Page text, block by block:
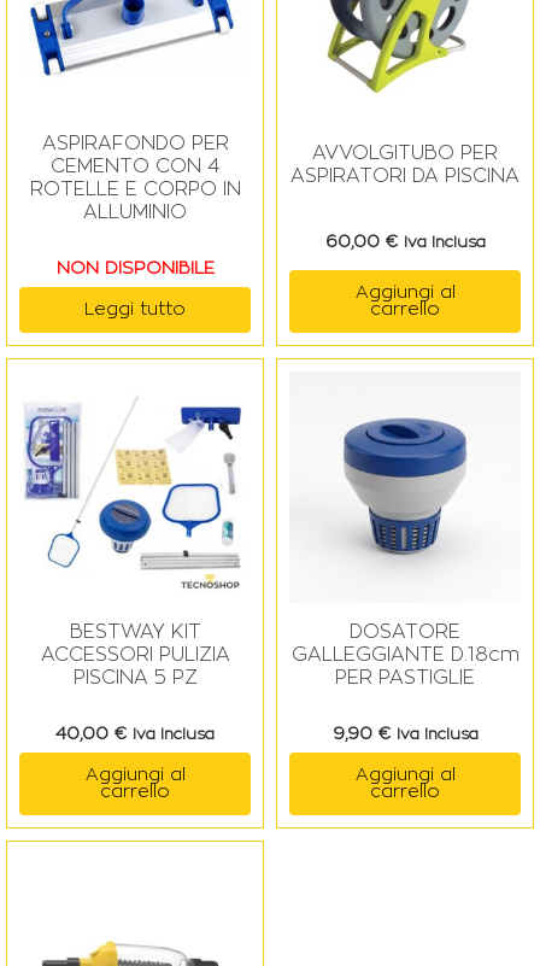
ASPIRAFONDO PER
CEMENTO CON 4
ROTELLE E CORPO IN
ALLUMINIO
NON DISPONIBILE
Leggi tutto
AVVOLGITUBO PER
ASPIRATORI DA PISCINA
60,00 € Iva Inclusa
Aggiungi al
carrello
BESTWAY KIT
ACCESSORI PULIZIA
PISCINA 5 PZ
40,00 € Iva Inclusa
Aggiungi al
carrello
DOSATORE
GALLEGGIANTE D.18cm
PER PASTIGLIE
9,90 € Iva Inclusa
Aggiungi al
carrello